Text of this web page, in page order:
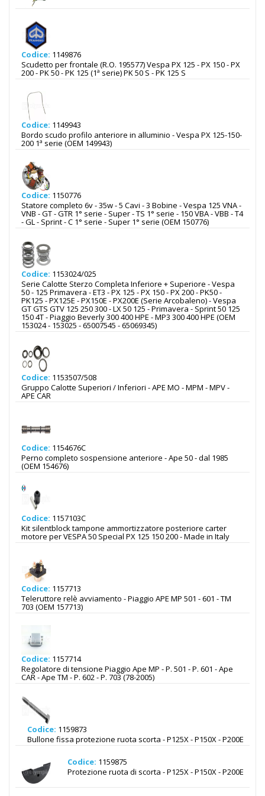
Codice: 1149876
Scudetto per frontale (R.O. 195577) Vespa PX 125 - PX 150 - PX
200 - PK 50 - PK 125 (1ª serie) PK 50 S - PK 125 S
Codice: 1149943
Bordo scudo profilo anteriore in alluminio - Vespa PX 125-150-
200 1ª serie (OEM 149943)
Codice: 1150776
Statore completo 6v - 35w - 5 Cavi - 3 Bobine - Vespa 125 VNA -
VNB - GT - GTR 1° serie - Super - TS 1° serie - 150 VBA - VBB - T4
- GL - Sprint - C 1° serie - Super 1° serie (OEM 150776)
Codice: 1153024/025
Serie Calotte Sterzo Completa Inferiore + Superiore - Vespa
50 - 125 Primavera - ET3 - PX 125 - PX 150 - PX 200 - PK50 -
PK125 - PX125E - PX150E - PX200E (Serie Arcobaleno) - Vespa
GT GTS GTV 125 250 300 - LX 50 125 - Primavera - Sprint 50 125
150 4T - Piaggio Beverly 300 400 HPE - MP3 300 400 HPE (OEM
153024 - 153025 - 65007545 - 65069345)
Codice: 1153507/508
Gruppo Calotte Superiori / Inferiori - APE MO - MPM - MPV -
APE CAR
Codice: 1154676C
Perno completo sospensione anteriore - Ape 50 - dal 1985
(OEM 154676)
Codice: 1157103C
Kit silentblock tampone ammortizzatore posteriore carter
motore per VESPA 50 Special PX 125 150 200 - Made in Italy
Codice: 1157713
Teleruttore relè avviamento - Piaggio APE MP 501 - 601 - TM
703 (OEM 157713)
Codice: 1157714
Regolatore di tensione Piaggio Ape MP - P. 501 - P. 601 - Ape
CAR - Ape TM - P. 602 - P. 703 (78-2005)
Codice: 1159873
Bullone fissa protezione ruota scorta - P125X - P150X - P200E
Codice: 1159875
Protezione ruota di scorta - P125X - P150X - P200E